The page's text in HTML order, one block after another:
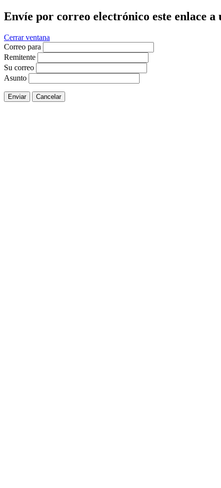
Envíe por correo electrónico este enlace a
Cerrar ventana
Correo para
Remitente
Su correo
Asunto
Enviar Cancelar